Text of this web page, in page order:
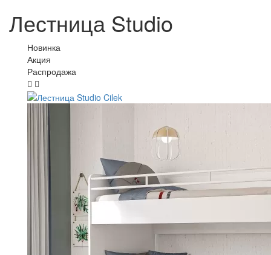
Лестница Studio
Новинка
Акция
Распродажа